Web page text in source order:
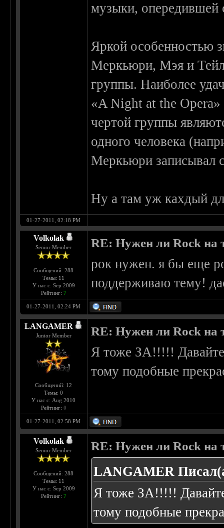
музыки, опередившей
Яркой особенностью
Меркьюри, Мэя и
группы. Наиболее
«A Night at the
чертой группы
одного человека
Меркьюри записывал
Ну а там уж кахдый
01-27-2011, 02:18 PM
Volkolak
Senior Member
Сообщений: 288
Темы: 11
У нас с: Sep 2009
Рейтинг: 7
RE: Нужен ли Rock на
рок нужен. я бы еще
поддерживаю тему!
01-27-2011, 02:24 PM
LANGAMER
Junior Member
Сообщений: 12
Темы: 0
У нас с: Aug 2010
Рейтинг: 0
RE: Нужен ли Rock на
Я тоже ЗА!!!!!
тому подобные
01-27-2011, 02:58 PM
Volkolak
Senior Member
Сообщений: 288
Темы: 11
У нас с: Sep 2009
Рейтинг: 7
RE: Нужен ли Rock на
LANGAMER
Я тоже ЗА!!!!!
тому подобные